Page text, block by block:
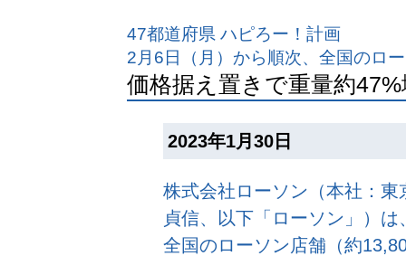
47都道府県 ハピろー！計画
2月6日（月）から順次、全国のロ
価格据え置きで重量約
2023年1月30日
株式会社ローソン（本社：
貞信、以下「ローソン」）
全国のローソン店舗（約